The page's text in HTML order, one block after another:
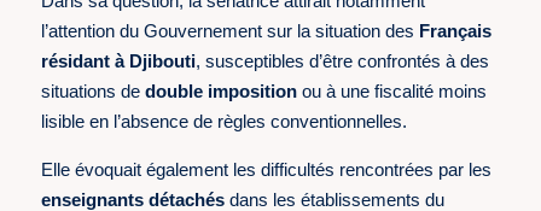
l’attention du Gouvernement sur la situation des Français
résidant à Djibouti, susceptibles d’être confrontés à des
situations dedouble imposition ou à une fiscalité moins
lisible en l’absence de règles conventionnelles.
Elle évoquait également les difficultés rencontrées par les
enseignants détachés dans les établissements du